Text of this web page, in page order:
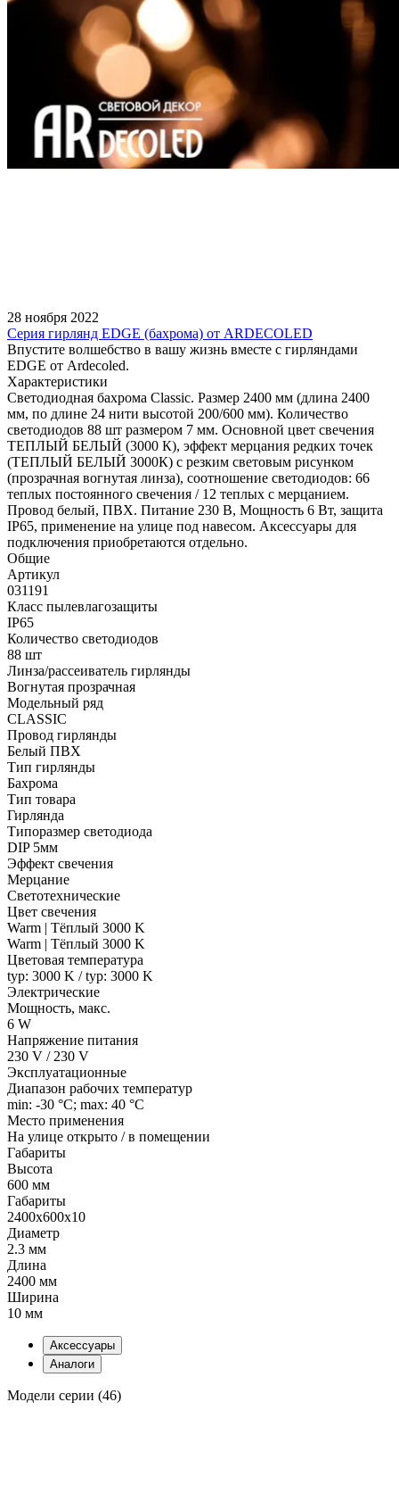
28 ноября 2022
Серия гирлянд EDGE (бахрома) от ARDECOLED
Впустите волшебство в вашу жизнь вместе с гирляндами
EDGE от Ardecoled.
Характеристики
Светодиодная бахрома Classic. Размер 2400 мм (длина 2400
мм, по длине 24 нити высотой 200/600 мм). Количество
светодиодов 88 шт размером 7 мм. Основной цвет свечения
ТЕПЛЫЙ БЕЛЫЙ (3000 К), эффект мерцания редких точек
(ТЕПЛЫЙ БЕЛЫЙ 3000К) с резким световым рисунком
(прозрачная вогнутая линза), соотношение светодиодов: 66
теплых постоянного свечения / 12 теплых с мерцанием.
Провод белый, ПВХ. Питание 230 В, Мощность 6 Вт, защита
IP65, применение на улице под навесом. Аксессуары для
подключения приобретаются отдельно.
Общие
Артикул
031191
Класс пылевлагозащиты
IP65
Количество светодиодов
88 шт
Линза/рассеиватель гирлянды
Вогнутая прозрачная
Модельный ряд
CLASSIC
Провод гирлянды
Белый ПВХ
Тип гирлянды
Бахрома
Тип товара
Гирлянда
Типоразмер светодиода
DIP 5мм
Эффект свечения
Мерцание
Светотехнические
Цвет свечения
Warm | Тёплый 3000 K
Warm | Тёплый 3000 K
Цветовая температура
typ: 3000 K / typ: 3000 K
Электрические
Мощность, макс.
6 W
Напряжение питания
230 V / 230 V
Эксплуатационные
Диапазон рабочих температур
min: -30 °C; max: 40 °C
Место применения
На улице открыто / в помещении
Габариты
Высота
600 мм
Габариты
2400x600x10
Диаметр
2.3 мм
Длина
2400 мм
Ширина
10 мм
Аксессуары
Аналоги
Модели серии (46)